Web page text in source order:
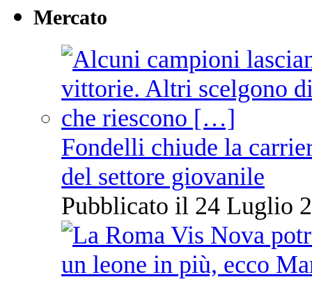
Mercato
Fondelli chiude la
del settore giovanile
Pubblicato il 24 Luglio